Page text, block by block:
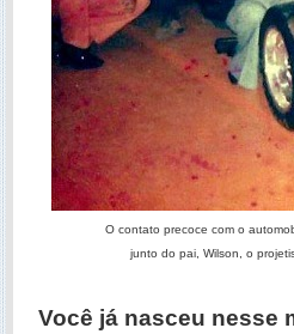
O contato precoce com o
junto do pai, Wilson, o
Você já nasceu nesse